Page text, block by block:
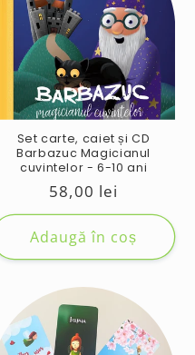
Set carte, caiet și CD
Barbazuc Magicianul
cuvintelor - 6-10 ani
Preț
obișnuit
58,00 lei
Adaugă în coș